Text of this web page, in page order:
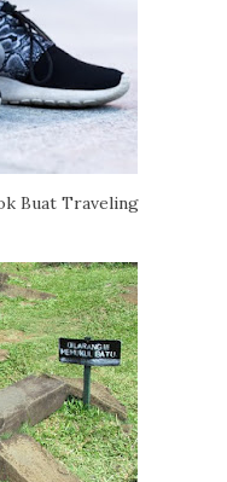
Buat Traveling